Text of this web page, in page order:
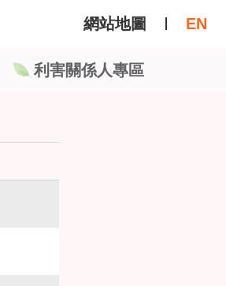
網站地圖 EN
利害關係人專區